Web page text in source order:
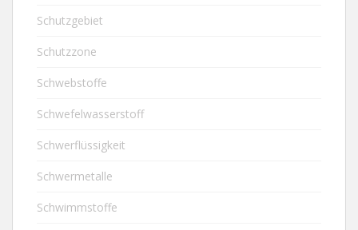
Schutzgebiet
Schutzzone
Schwebstoffe
Schwefelwasserstoff
Schwerflüssigkeit
Schwermetalle
Schwimmstoffe